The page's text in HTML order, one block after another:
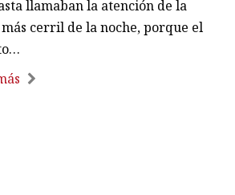
llamaban la atención de la
cerril de la noche, porque el